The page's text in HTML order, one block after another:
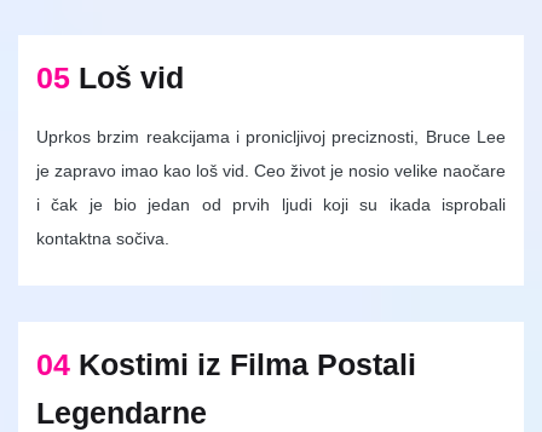
05 Loš vid
Uprkos brzim reakcijama i pronicljivoj preciznosti, Bruce Lee
je zapravo imao kao loš vid. Ceo život je nosio velike naočare
i čak je bio jedan od prvih ljudi koji su ikada isprobali
kontaktna sočiva.
04 Kostimi iz Filma Postali
Legendarne